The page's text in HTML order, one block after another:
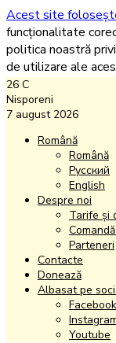
Acest site
funcționalitate
politica noastră
de utilizare ale
26 C
Nisporeni
7 august 2026
Română
Română
Русский
English
Despre noi
Tarife și
Parteneri
Contacte
Donează
Albasat pe
Facebook
Youtube